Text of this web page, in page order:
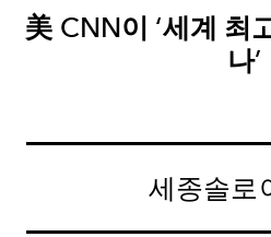
美 CNN이 ‘세계 최
나’
세종솔로